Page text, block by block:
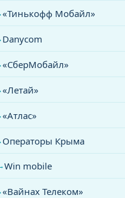
«Тинькофф Мобайл»
Danycom
«СберМобайл»
«Летай»
«Атлас»
Операторы Крыма
Win mobile
«Вайнах Телеком»